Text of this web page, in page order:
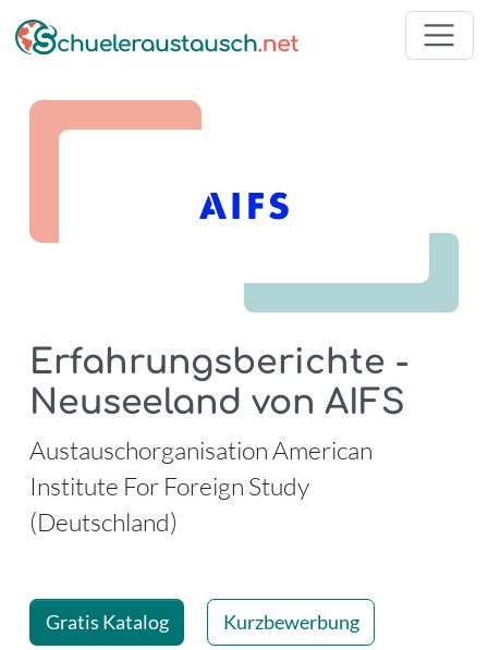
Erfahrungsberichte -
Neuseeland von AIFS
-
Austauschorganisation American
Institute For Foreign Study
(Deutschland)
Gratis Katalog Kurzbewerbung